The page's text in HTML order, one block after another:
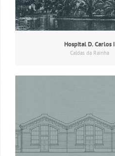
Hospital D. Carlos I
Caldas da Rainha